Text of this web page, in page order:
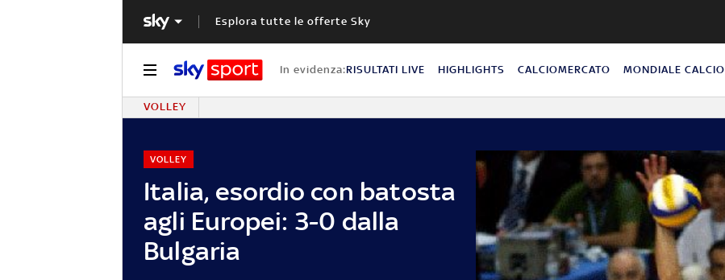
Esplora tutte le offerte Sky
In evidenza:RISULTATI LIVE HIGHLIGHTS CALCIOMERCATO MONDIALE CALCIO
VOLLEY
Italia, esordio con batosta
agli Europei: 3-0 dalla
Bulgaria
VOLLEY